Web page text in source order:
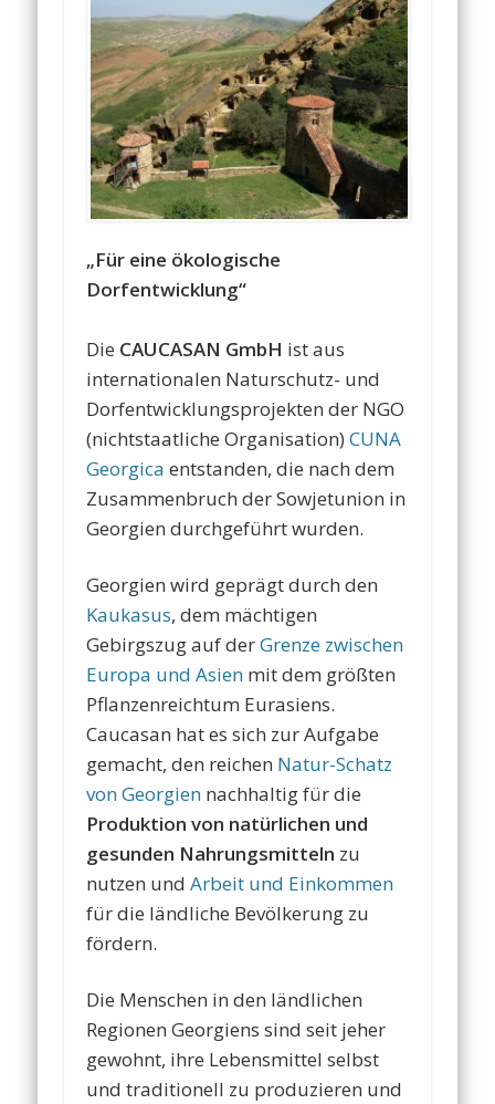
„Für eine ökologische
Dorfentwicklung“
Die CAUCASAN GmbH ist aus
internationalen Naturschutz- und
Dorfentwicklungsprojekten der NGO
(nichtstaatliche Organisation)CUNA
Georgica entstanden, die nach dem
Zusammenbruch der Sowjetunion in
Georgien durchgeführt wurden.
Georgien wird geprägt durch den
Kaukasus, dem mächtigen
Gebirgszug auf derGrenze zwischen
Europa und Asien mit dem größten
Pflanzenreichtum Eurasiens.
Caucasan hat es sich zur Aufgabe
gemacht, den reichen Natur-Schatz
von Georgien nachhaltig für die
Produktion von natürlichen und
gesunden Nahrungsmitteln zu
nutzen undArbeit und Einkommen
für die ländliche Bevölkerung zu
fördern.
Die Menschen in den ländlichen
Regionen Georgiens sind seit jeher
gewohnt, ihre Lebensmittel selbst
und traditionell zu produzieren und